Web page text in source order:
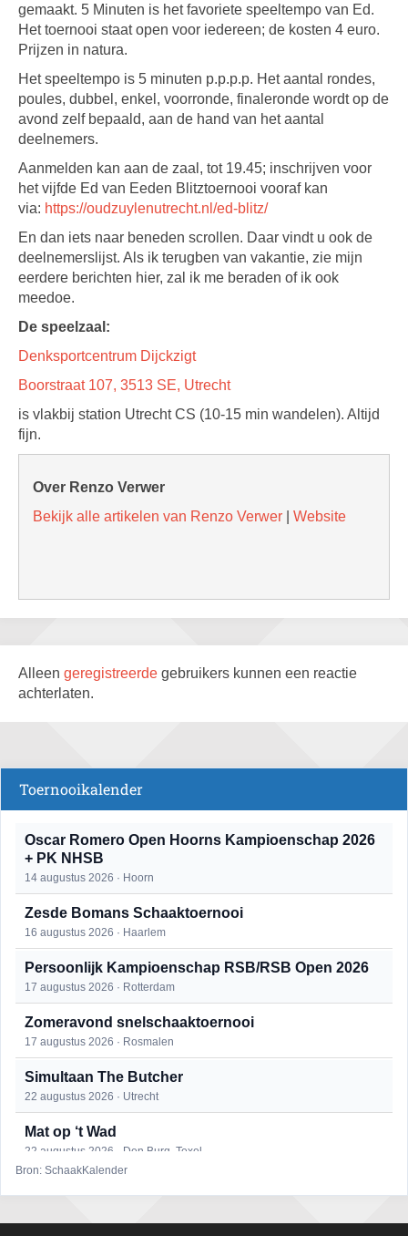
gemaakt. 5 Minuten is het favoriete speeltempo van Ed.
Het toernooi staat open voor iedereen; de kosten 4 euro.
Prijzen in natura.
Het speeltempo is 5 minuten p.p.p.p. Het aantal rondes,
poules, dubbel, enkel, voorronde, finaleronde wordt op de
avond zelf bepaald, aan de hand van het aantal
deelnemers.
Aanmelden kan aan de zaal, tot 19.45; inschrijven voor
het vijfde Ed van Eeden Blitztoernooi vooraf kan
via: https://oudzuylenutrecht.nl/ed-blitz/
En dan iets naar beneden scrollen. Daar vindt u ook de
deelnemerslijst. Als ik terugben van vakantie, zie mijn
eerdere berichten hier, zal ik me beraden of ik ook
meedoe.
De speelzaal:
Denksportcentrum Dijckzigt
Boorstraat 107, 3513 SE, Utrecht
is vlakbij station Utrecht CS (10-15 min wandelen). Altijd
fijn.
Over Renzo Verwer
Bekijk alle artikelen van Renzo Verwer
Website
Alleen geregistreerde gebruikers kunnen een reactie
achterlaten.
Toernooikalender
Oscar Romero Open Hoorns Kampioenschap 2026
+ PK NHSB
14 augustus 2026 · Hoorn
Zesde Bomans Schaaktoernooi
16 augustus 2026 · Haarlem
Persoonlijk Kampioenschap RSB/RSB Open 2026
17 augustus 2026 · Rotterdam
Zomeravond snelschaaktoernooi
17 augustus 2026 · Rosmalen
Simultaan The Butcher
22 augustus 2026 · Utrecht
Mat op ‘t Wad
22 augustus 2026 · Den Burg, Texel
Bron: SchaakKalender